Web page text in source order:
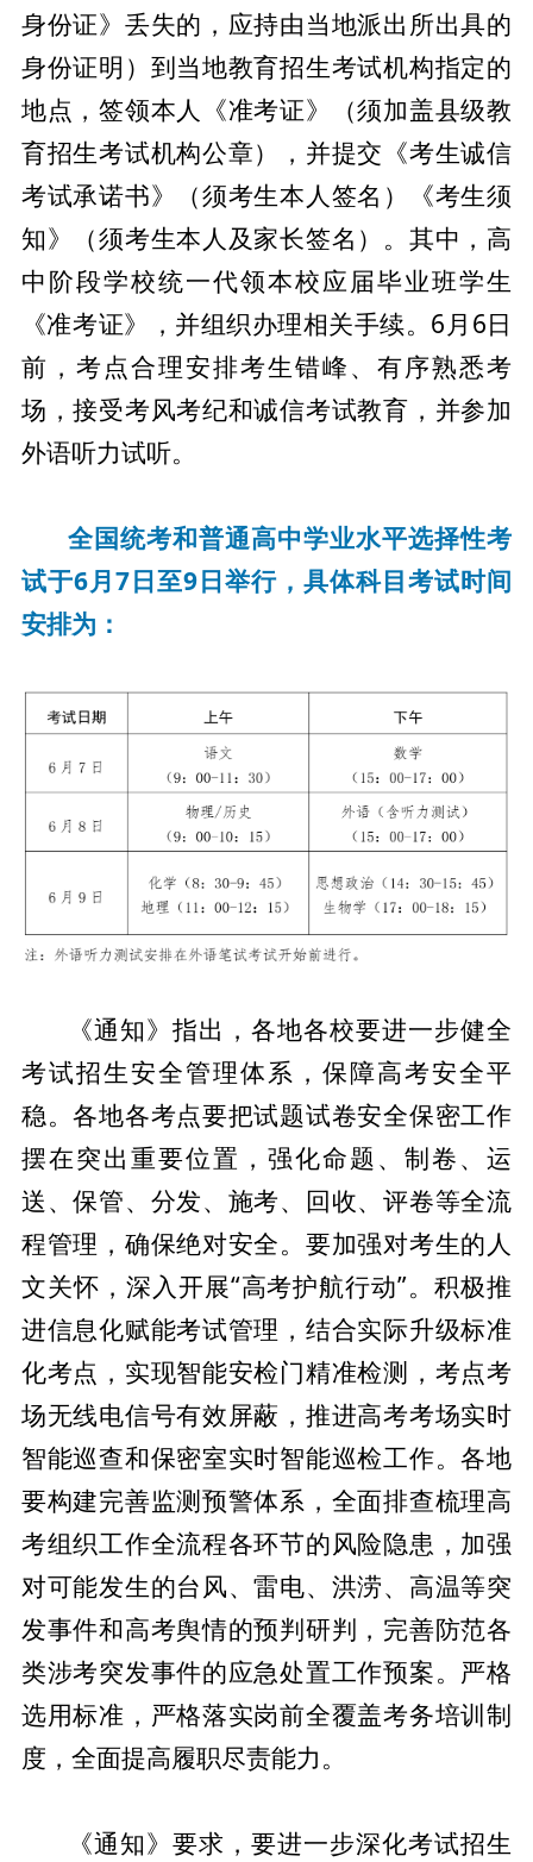
身份证》丢失的，应持由当地派出所出具的
身份证明）到当地教育招生考试机构指定的
地点，签领本人《准考证》（须加盖县级教
育招生考试机构公章），并提交《考生诚信
考试承诺书》（须考生本人签名）《考生须
知》（须考生本人及家长签名）。其中，高
中阶段学校统一代领本校应届毕业班学生
《准考证》，并组织办理相关手续。6月6日
前，考点合理安排考生错峰、有序熟悉考
场，接受考风考纪和诚信考试教育，并参加
外语听力试听。
全国统考和普通高中学业水平选择性考
试于6月7日至9日举行，具体科目考试时间
安排为：
《通知》指出，各地各校要进一步健全
考试招生安全管理体系，保障高考安全平
稳。各地各考点要把试题试卷安全保密工作
摆在突出重要位置，强化命题、制卷、运
送、保管、分发、施考、回收、评卷等全流
程管理，确保绝对安全。要加强对考生的人
文关怀，深入开展“高考护航行动”。积极推
进信息化赋能考试管理，结合实际升级标准
化考点，实现智能安检门精准检测，考点考
场无线电信号有效屏蔽，推进高考考场实时
智能巡查和保密室实时智能巡检工作。各地
要构建完善监测预警体系，全面排查梳理高
考组织工作全流程各环节的风险隐患，加强
对可能发生的台风、雷电、洪涝、高温等突
发事件和高考舆情的预判研判，完善防范各
类涉考突发事件的应急处置工作预案。严格
选用标准，严格落实岗前全覆盖考务培训制
度，全面提高履职尽责能力。
《通知》要求，要进一步深化考试招生